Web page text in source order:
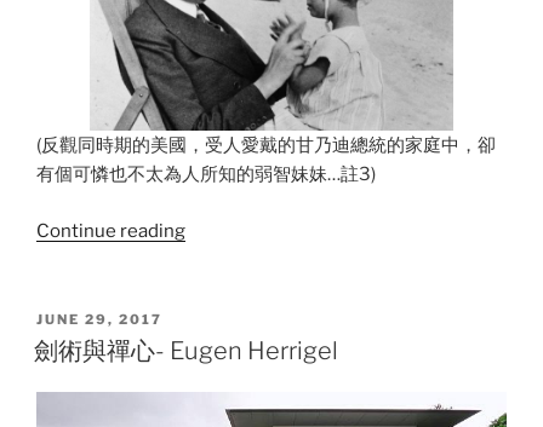
(反觀同時期的美國，受人愛戴的甘乃迪總統的家庭中，卻
有個可憐也不太為人所知的弱智妹妹…註3)
Continue reading“關
樂”
POSTED
ON
JUNE 29, 2017
劍術與禪心- Eugen Herrigel